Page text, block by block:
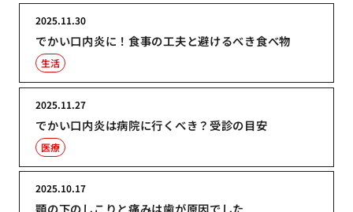
でかい口内炎に！食事の工夫と避けるべき食べ物
2025.11.30
生活
でかい口内炎は病院に行くべき？受診の目安
2025.11.27
医療
2025.10.17